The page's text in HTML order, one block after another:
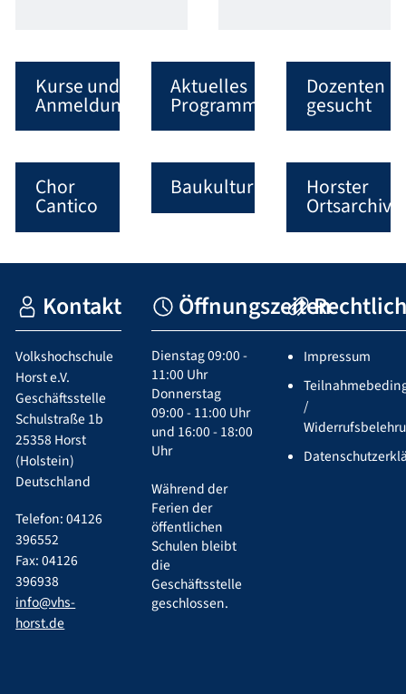
Kurse und
Anmeldung
Aktuelles
Programmheft
Dozenten
gesucht
Chor
Cantico
Baukultur Horster
Ortsarchiv
Kontakt
Volkshochschule
Horst e.V.
Geschäftsstelle
Schulstraße 1b
25358 Horst
(Holstein)
Deutschland
Telefon: 04126
396552
Fax: 04126
396938
info@vhs-
horst.de
Öffnungszeiten
Dienstag 09:00 -
11:00 Uhr
Donnerstag
09:00 - 11:00 Uhr
und 16:00 - 18:00
Uhr
Während der
Ferien der
öffentlichen
Schulen bleibt
die
Geschäftsstelle
geschlossen.
Impressum
/